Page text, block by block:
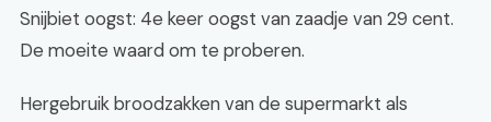
Snijbiet oogst: 4e keer oogst van zaadje van 29 cent.
De moeite waard om te proberen.
Hergebruik broodzakken van de supermarkt als